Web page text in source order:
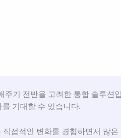
기 전반을 고려한 통합 솔루
기대할 수 있습니다.
접적인 변화를 경험하면서 많